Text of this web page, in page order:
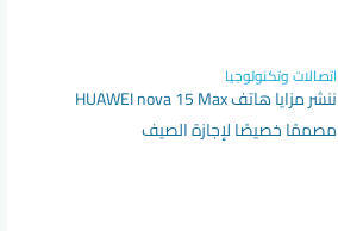
اتصالات وتكنولوجيا
ننشر مزايا هاتف HUAWEI nova 15 Max
مصممًا خصيصًا لإجازة الصيف